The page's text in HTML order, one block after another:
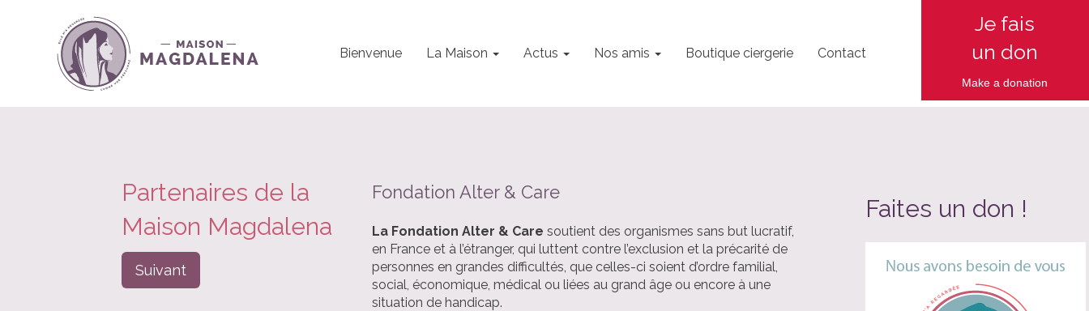
Bienvenue La Maison Actus Nos amis Boutique ciergerie Contact
Je fais
un don
Make a donation
Partenaires de la
Maison Magdalena
Suivant
Fondation Alter & Care
La Fondation Alter & Care soutient des organismes sans but lucratif,
en France et à l’étranger, qui luttent contre l’exclusion et la précarité de
personnes en grandes difficultés, que celles-ci soient d’ordre familial,
social, économique, médical ou liées au grand âge ou encore à une
situation de handicap.
Faites un don !